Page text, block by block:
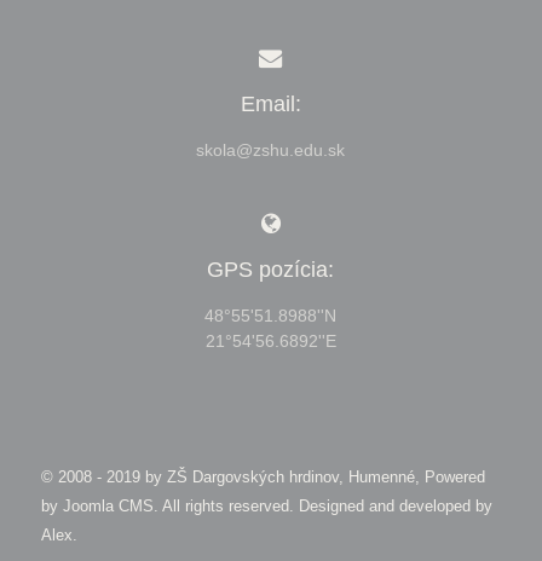
Email:
skola@zshu.edu.sk
GPS pozícia:
48°55'51.8988''N
21°54'56.6892''E
© 2008 - 2019 by ZŠ Dargovských hrdinov, Humenné, Powered
by Joomla CMS . All rights reserved. Designed and developed by
Alex